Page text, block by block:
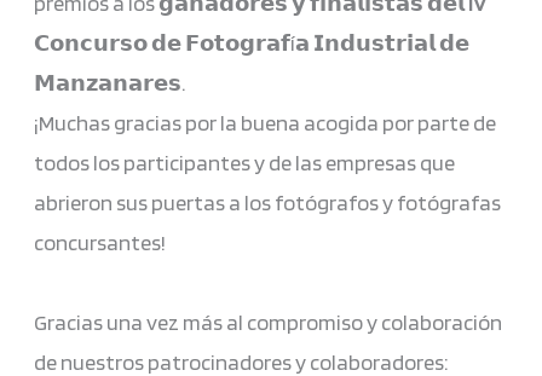
𝗖𝗼𝗻𝗰𝘂𝗿𝘀𝗼 𝗱𝗲 𝗙𝗼𝘁𝗼𝗴𝗿𝗮𝗳í𝗮 𝗜𝗻𝗱𝘂𝘀𝘁𝗿𝗶𝗮𝗹 𝗱𝗲
𝗠𝗮𝗻𝘇𝗮𝗻𝗮𝗿𝗲𝘀.
¡Muchas gracias por la buena acogida por parte de
todos los participantes y de las empresas que
abrieron sus puertas a los fotógrafos y fotógrafas
concursantes!
Gracias una vez más al compromiso y colaboración
de nuestros patrocinadores y colaboradores: